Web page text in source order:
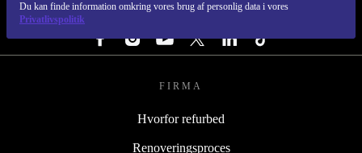
Du kan finde information omkring vores brug af personlig data i vores
Privatlivspolitik
FØLG OS
FIRMA
Hvorfor refurbed
Renoveringsproces